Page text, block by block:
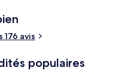
avis
populaires